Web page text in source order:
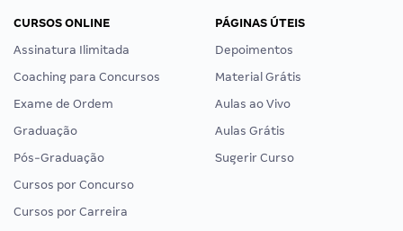
CURSOS ONLINE
Assinatura Ilimitada
Coaching para Concursos
Exame de Ordem
Graduação
Pós-Graduação
Cursos por Concurso
Cursos por Carreira
PÁGINAS ÚTEIS
Depoimentos
Material Grátis
Aulas ao Vivo
Aulas Grátis
Sugerir Curso